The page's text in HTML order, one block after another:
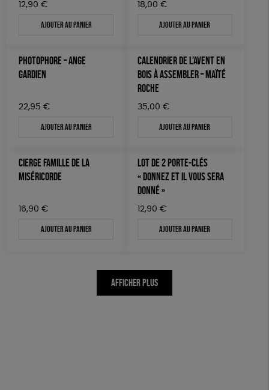
12,90 €
Ajouter au panier
18,00 €
Ajouter au panier
PHOTOPHORE – ANGE
GARDIEN
22,95 €
Ajouter au panier
CALENDRIER DE L’AVENT EN
BOIS À ASSEMBLER – MAÏTÉ
ROCHE
35,00 €
Ajouter au panier
CIERGE FAMILLE DE LA
MISÉRICORDE
16,90 €
Ajouter au panier
LOT DE 2 PORTE-CLÉS
« DONNEZ ET IL VOUS SERA
DONNÉ »
12,90 €
Ajouter au panier
AFFICHER PLUS